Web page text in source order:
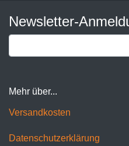
Newsletter-
Mehr über...
Versandkosten
Datenschutzerklärung